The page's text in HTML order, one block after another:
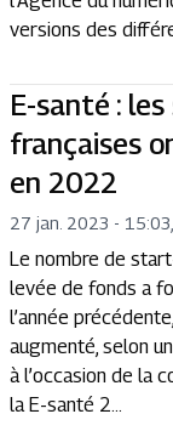
versions des
E-santé :
françaises
en 2022
27 jan. 2023 - 15:03
Le nombre de
levée de fonds a
l’année
augmenté, selon
à l’occasion de la
la E-santé 2...